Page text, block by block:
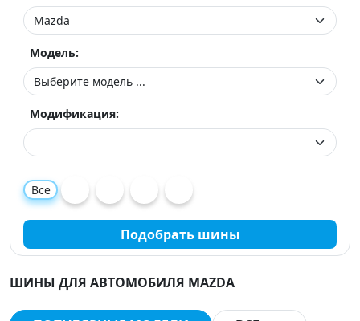
Модель:
Модификация:
Все
Подобрать шины
ШИНЫ ДЛЯ АВТОМОБИЛЯ MAZDA